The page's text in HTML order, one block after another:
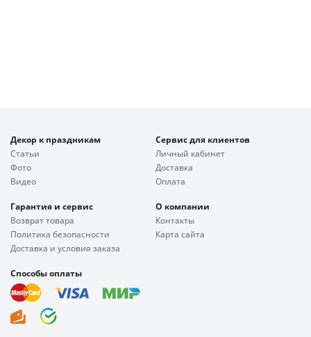
Декор к праздникам
Статьи
Фото
Видео
Сервис для клиентов
Личный кабинет
Доставка
Оплата
Гарантия и сервис
Возврат товара
Политика безопасности
Доставка и условия заказа
О компании
Контакты
Карта сайта
Способы оплаты